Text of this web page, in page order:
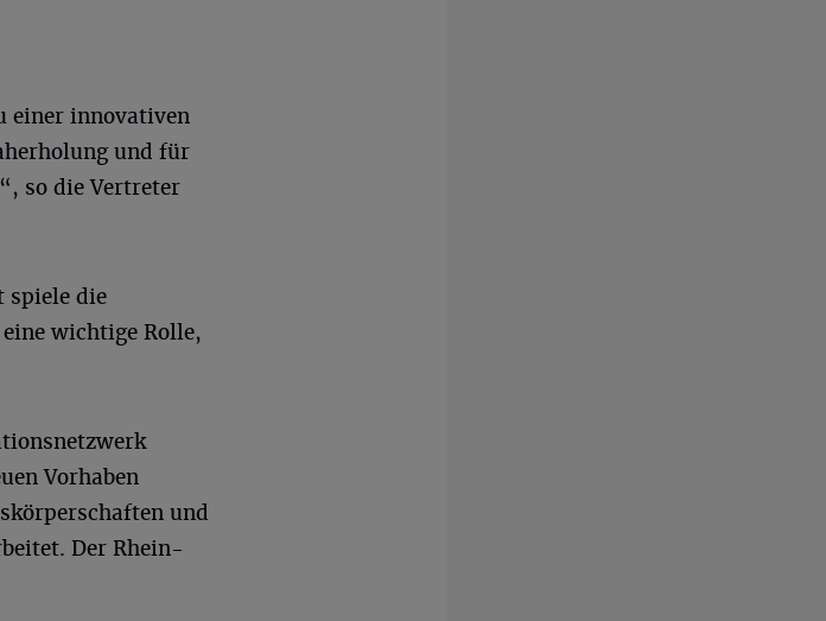
einer innovativen
und für
so die Vertreter
spiele die
wichtige Rolle,
Vorhaben
und
Der Rhein-